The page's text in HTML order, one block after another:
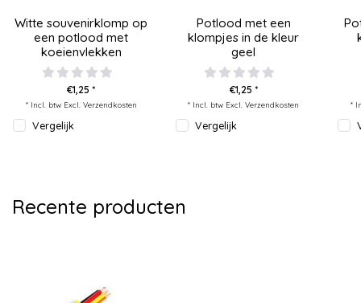
Witte souvenirklomp op
een potlood met
koeienvlekken
€1,25 *
* Incl. btw Excl. Verzendkosten
Vergelijk
Potlood met een
klompjes in de kleur
geel
€1,25 *
* Incl. btw Excl.Verzendkosten
Vergelijk
*
Recente producten